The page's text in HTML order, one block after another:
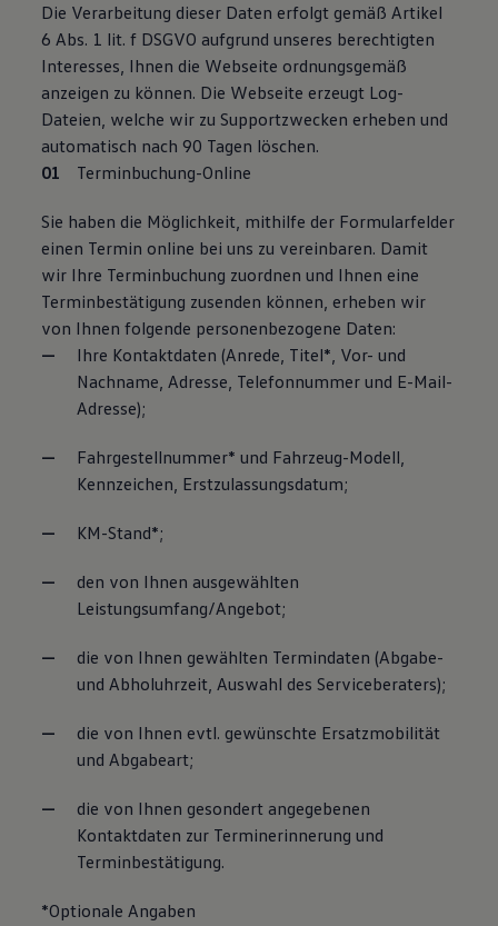
Die Verarbeitung dieser Daten erfolgt gemäß Artikel
6 Abs. 1 lit. f DSGVO aufgrund unseres berechtigten
Interesses, Ihnen die Webseite ordnungsgemäß
anzeigen zu können. Die Webseite erzeugt Log-
Dateien, welche wir zu Supportzwecken erheben und
automatisch nach 90 Tagen löschen.
Terminbuchung-Online
Sie haben die Möglichkeit, mithilfe der Formularfelder
einen Termin online bei uns zu vereinbaren. Damit
wir Ihre Terminbuchung zuordnen und Ihnen eine
Terminbestätigung zusenden können, erheben wir
von Ihnen folgende personenbezogene Daten:
Ihre Kontaktdaten (Anrede, Titel*, Vor- und
Nachname, Adresse, Telefonnummer und E-Mail-
Adresse);
Fahrgestellnummer* und Fahrzeug-Modell,
Kennzeichen, Erstzulassungsdatum;
KM-Stand*;
den von Ihnen ausgewählten
Leistungsumfang/Angebot;
die von Ihnen gewählten Termindaten (Abgabe-
und Abholuhrzeit, Auswahl des Serviceberaters);
die von Ihnen evtl. gewünschte Ersatzmobilität
und Abgabeart;
die von Ihnen gesondert angegebenen
Kontaktdaten zur Terminerinnerung und
Terminbestätigung.
*Optionale Angaben